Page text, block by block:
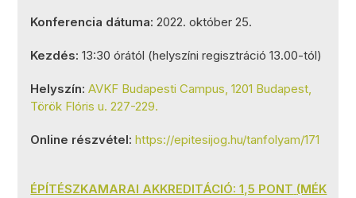
Konferencia dátuma: 2022. október 25.
Kezdés: 13:30 órától (helyszíni regisztráció 13.00-tól)
Helyszín: AVKF Budapesti Campus, 1201 Budapest,
Török Flóris u. 227-229.
Online részvétel: https://epitesijog.hu/tanfolyam/171
ÉPÍTÉSZKAMARAI AKKREDITÁCIÓ: 1,5 PONT (MÉK